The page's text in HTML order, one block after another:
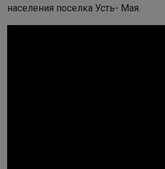
населения поселка Усть- Мая.